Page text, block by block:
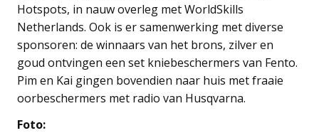
Hotspots, in nauw overleg met WorldSkills
Netherlands. Ook is er samenwerking met diverse
sponsoren: de winnaars van het brons, zilver en
goud ontvingen een set kniebeschermers van Fento.
Pim en Kai gingen bovendien naar huis met fraaie
oorbeschermers met radio van Husqvarna.
Foto: